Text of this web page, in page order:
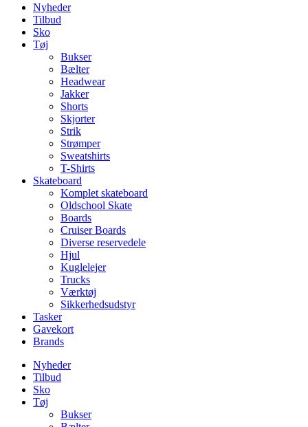
Nyheder
Tilbud
Sko
Tøj
Bukser
Bælter
Headwear
Jakker
Shorts
Skjorter
Strik
Strømper
Sweatshirts
T-Shirts
Skateboard
Komplet skateboard
Oldschool Skate
Boards
Cruiser Boards
Diverse reservedele
Hjul
Kuglelejer
Trucks
Værktøj
Sikkerhedsudstyr
Tasker
Gavekort
Brands
Nyheder
Tilbud
Sko
Tøj
Bukser